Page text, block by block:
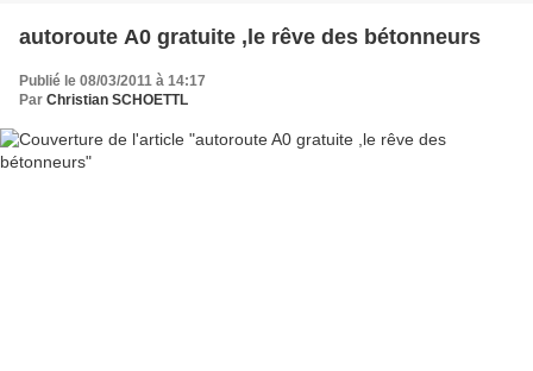
autoroute A0 gratuite ,le rêve des bétonneurs
Publié le 08/03/2011 à 14:17
Par Christian SCHOETTL